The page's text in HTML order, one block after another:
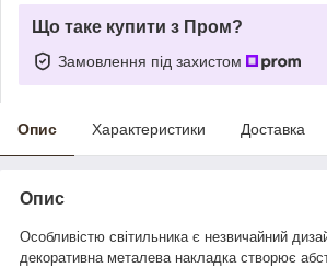
Що таке купити з Пром?
Замовлення під захистом
Опис Характеристики Доставка
Опис
Особливістю світильника є незвичайний
декоративна металева накладка створює